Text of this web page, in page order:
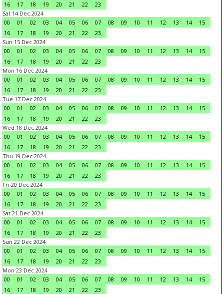
16
17 18 19 20 21 22
23
Sat 14 Dec 2024
00
01 02 03 04 05 06 07 08 09 10 11 12 13 14
15
16
17 18 19 20 21 22
23
Sun 15 Dec 2024
00
01 02 03 04 05 06 07 08 09 10 11 12 13 14
15
16
17 18 19 20 21 22
23
Mon 16 Dec 2024
00
01 02 03 04 05 06 07 08 09 10 11 12 13 14
15
16
17 18 19 20 21 22
23
Tue 17 Dec 2024
00
01 02 03 04 05 06 07 08 09 10 11 12 13 14
15
16
17 18 19 20 21 22
23
Wed 18 Dec 2024
00
01 02 03 04 05 06 07 08 09 10 11 12 13 14
15
16
17 18 19 20 21 22
23
Thu 19 Dec 2024
00
01 02 03 04 05 06 07 08 09 10 11 12 13 14
15
16
17 18 19 20 21 22
23
Fri 20 Dec 2024
00
01 02 03 04 05 06 07 08 09 10 11 12 13 14
15
16
17 18 19 20 21 22
23
Sat 21 Dec 2024
00
01 02 03 04 05 06 07 08 09 10 11 12 13 14
15
16
17 18 19 20 21 22
23
Sun 22 Dec 2024
00
01 02 03 04 05 06 07 08 09 10 11 12 13 14
15
16
17 18 19 20 21 22
23
Mon 23 Dec 2024
00
01 02 03 04 05 06 07 08 09 10 11 12 13 14
15
16
17 18 19 20 21 22 23